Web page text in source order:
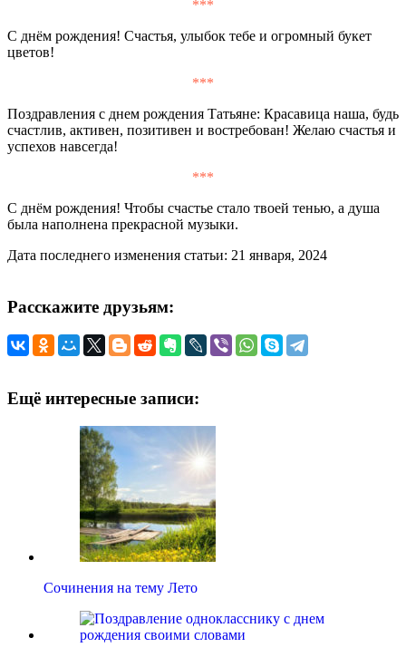
***
С днём рождения! Счастья, улыбок тебе и огромный букет
цветов!
***
Поздравления с днем рождения Татьяне: Красавица наша, будь
счастлив, активен, позитивен и востребован! Желаю счастья и
успехов навсегда!
***
С днём рождения! Чтобы счастье стало твоей тенью, а душа
была наполнена прекрасной музыки.
Дата последнего изменения статьи: 21 января, 2024
Расскажите друзьям:
Ещё интересные записи:
Сочинения на тему Лето